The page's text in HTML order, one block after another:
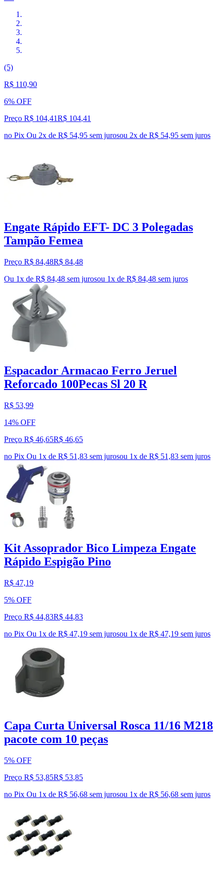
(5)
R$ 110,90
6% OFF
Preço R$ 104,41R$ 104,41
no Pix Ou 2x de R$ 54,95 sem jurosou 2x de R$ 54,95 sem juros
Engate Rápido EFT- DC 3 Polegadas
Tampão Femea
Preço R$ 84,48R$ 84,48
Ou 1x de R$ 84,48 sem jurosou 1x de R$ 84,48 sem juros
Espacador Armacao Ferro Jeruel
Reforcado 100Pecas Sl 20 R
R$ 53,99
14% OFF
Preço R$ 46,65R$ 46,65
no Pix Ou 1x de R$ 51,83 sem jurosou 1x de R$ 51,83 sem juros
Kit Assoprador Bico Limpeza Engate
Rápido Espigão Pino
R$ 47,19
5% OFF
Preço R$ 44,83R$ 44,83
no Pix Ou 1x de R$ 47,19 sem jurosou 1x de R$ 47,19 sem juros
Capa Curta Universal Rosca 11/16 M218
pacote com 10 peças
5% OFF
Preço R$ 53,85R$ 53,85
no Pix Ou 1x de R$ 56,68 sem jurosou 1x de R$ 56,68 sem juros